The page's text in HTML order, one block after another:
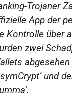
Trojaner
App der
Kontrolle über
zwei
und